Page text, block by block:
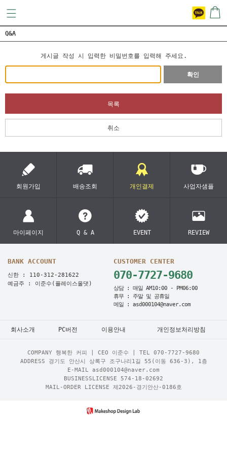
Q&A
게시글 작성 시 입력한 비밀번호를 입력해 주세요.
확인
목록
취소
회원가입 배송조회 개인결제 사업자샘플
마이페이지 Q & A EVENT REVIEW
BANK ACCOUNT
신한 : 110-312-281622
예금주 : 이준수(플레이스올댓)
CUSTOMER CENTER
070-7727-9680
상담 : 매일 AM10:00 - PM06:00
휴무 : 주말 및 공휴일
메일 : asd000104@naver.com
회사소개 PC버전 이용안내 개인정보처리방침
COMPANY 행복한 커피 | CEO 이준수 | TEL 070-7727-9680
ADDRESS 경기도 안산시 상록구 조구나리1길 55(이동 636-3), 1층
E-MAIL asd000104@naver.com
BUSINESSLICENSE 574-18-02692
MAIL-ORDER LICENSE 제2026-경기안산-0186호